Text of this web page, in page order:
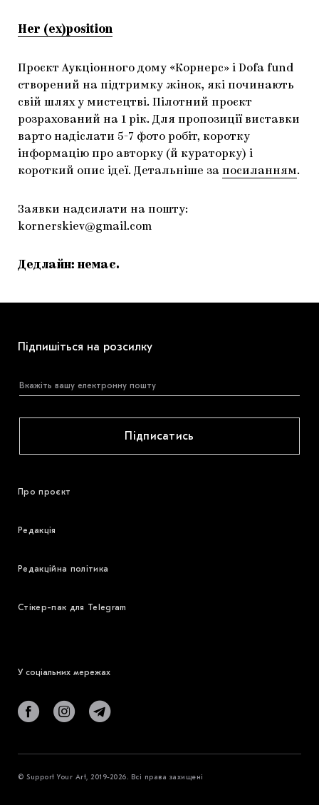
Her (ex)position
Проєкт Аукціонного дому «Корнерс» і Dofa fund
створений на підтримку жінок, які починають
свій шлях у мистецтві. Пілотний проєкт
розрахований на 1 рік. Для пропозиції виставки
варто надіслати 5-7 фото робіт, коротку
інформацію про авторку (й кураторку) і
короткий опис ідеї. Детальніше за посиланням.
Заявки надсилати на пошту:
kornerskiev@gmail.com
Дедлайн: немає.
Підпишіться на розсилку
Підписатись
Про проєкт
Редакція
Редакційна політика
Стікер-пак для Telegram
У соціальних мережах
© Support Your Art, 2019-2026. Всі права захищені